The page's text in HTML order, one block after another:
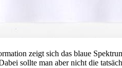
zeigt sich das blaue
sollte man aber nicht die